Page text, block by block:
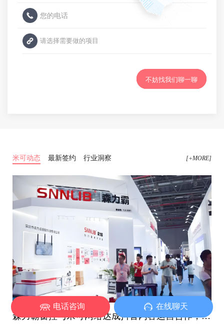
不妨找我们聊一聊
米可动态 最新签约 行业洞察 [+MORE]
森力霸窗控与米可网络达成抖音内容运营合作，探索行业新表达
电话咨询 在线聊天